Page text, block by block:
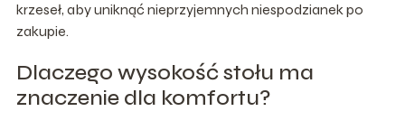
krzeseł, aby uniknąć nieprzyjemnych niespodzianek po
zakupie.
Dlaczego wysokość stołu ma
znaczenie dla komfortu?